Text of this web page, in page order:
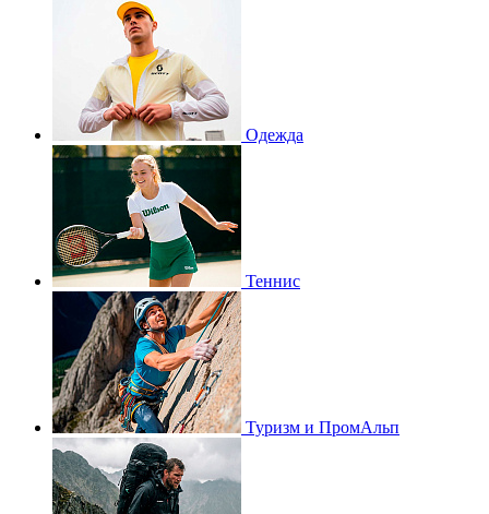
Одежда
Теннис
Туризм и ПромАльп